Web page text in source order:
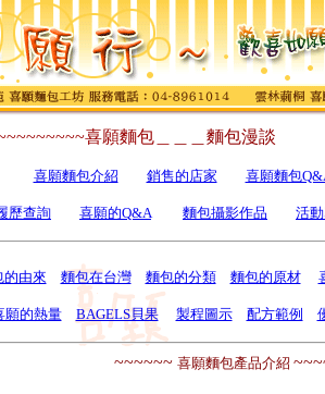
喜願麵包＿ ＿＿麵包漫談
喜願麵包介紹 銷售的店家 喜願麵包
歷查詢 喜願的Q&A 麵包攝影作品 活
的由來 麵包在台灣 麵包的分類 麵包的原材
願的熱量 BAGELS貝果 製程圖示 配方範例
~~~~~~ 喜願麵包產品介紹